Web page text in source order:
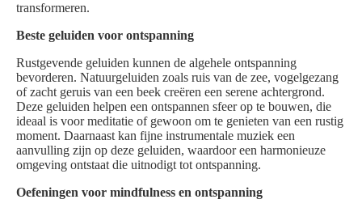
transformeren.
Beste geluiden voor ontspanning
Rustgevende geluiden kunnen de algehele ontspanning
bevorderen. Natuurgeluiden zoals ruis van de zee, vogelgezang
of zacht geruis van een beek creëren een serene achtergrond.
Deze geluiden helpen een ontspannen sfeer op te bouwen, die
ideaal is voor meditatie of gewoon om te genieten van een rustig
moment. Daarnaast kan fijne instrumentale muziek een
aanvulling zijn op deze geluiden, waardoor een harmonieuze
omgeving ontstaat die uitnodigt tot ontspanning.
Oefeningen voor mindfulness en ontspanning